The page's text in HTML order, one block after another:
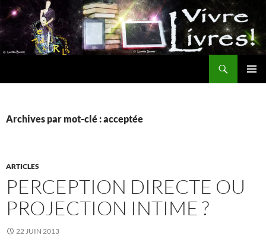
Aller
au
contenu
Archives par mot-clé : acceptée
ARTICLES
PERCEPTION DIRECTE OU
PROJECTION INTIME ?
22 JUIN 2013